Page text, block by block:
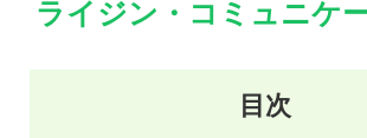
ライジン・コミュニケ